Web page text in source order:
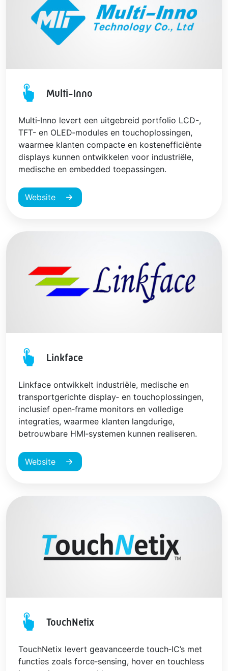
Multi-Inno
Multi‑Inno levert een uitgebreid portfolio LCD-,
TFT- en OLED‑modules en touchoplossingen,
waarmee klanten compacte en kostenefficiënte
displays kunnen ontwikkelen voor industriële,
medische en embedded toepassingen.
Website
Linkface
Linkface ontwikkelt industriële, medische en
transportgerichte display‑ en touchoplossingen,
inclusief open‑frame monitors en volledige
integraties, waarmee klanten langdurige,
betrouwbare HMI‑systemen kunnen realiseren.
Website
TouchNetix
TouchNetix levert geavanceerde touch‑IC’s met
functies zoals force‑sensing, hover en touchless